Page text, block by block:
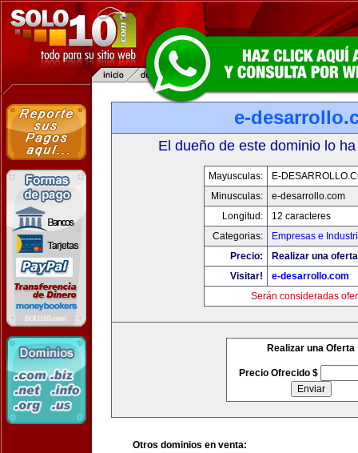
e-
El dueño de este dominio lo
Mayusculas:
E-
Minusculas:
e-desarrollo.com
Longitud:
12 caracteres
Categorias:
Empresas e
Precio:
Realizar una
Visitar!
e-desarrollo.com
Serán consideradas
Realizar una Oferta
Precio Ofrecido $
Otros dominios en venta: